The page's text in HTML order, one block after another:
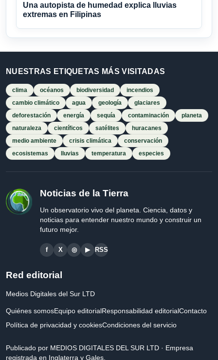
Una autopista de humedad explica lluvias
extremas en Filipinas
NUESTRAS ETIQUETAS MÁS VISITADAS
clima océanos biodiversidad
incendios
cambio climático
agua geología
glaciares
deforestación
energía sequía contaminación
planeta
naturaleza
científicos satélites
huracanes
medio ambiente
crisis climática
conservación
ecosistemas
lluvias temperatura especies
Noticias de la Tierra
Un observatorio vivo del planeta. Ciencia, datos y
noticias para entender nuestro mundo y construir un
futuro mejor.
f X ◎ ▶ RSS
Red editorial
Medios Digitales del Sur LTD
Quiénes somosEquipo editorialResponsabilidad editorialContacto
Política de privacidad y cookiesCondiciones del servicio
Publicado por MEDIOS DIGITALES DEL SUR LTD · Empresa
registrada en Inglaterra y Gales.